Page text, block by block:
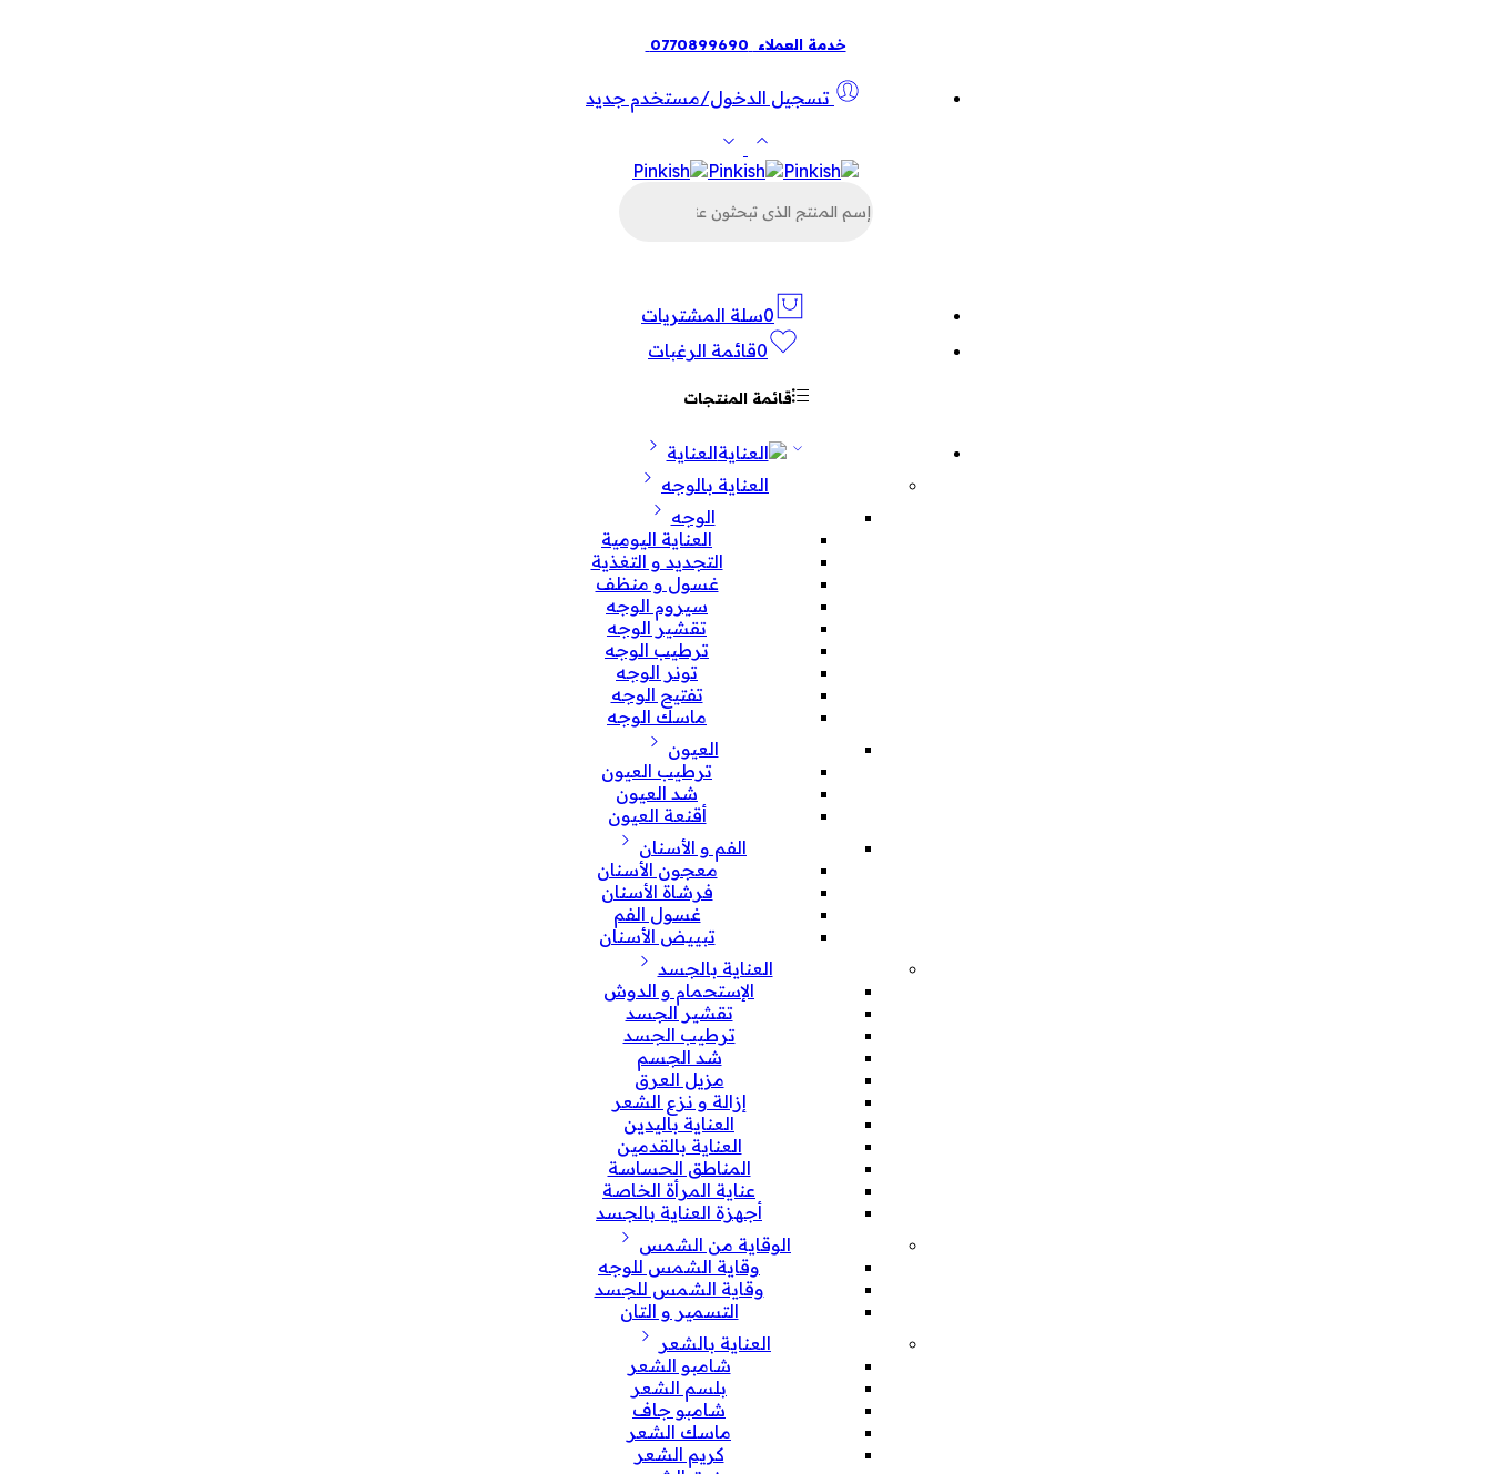
خدمة العملاء 0770899690
تسجيل الدخول/مستخدم جديد
عن
0سلة المشتريات
0قائمة الرغبات
قائمة المنتجات
العناية
العناية بالوجه
الوجه
العناية اليومية
التجديد و التغذية
غسول و منظف
سيروم الوجه
تقشير الوجه
ترطيب الوجه
تونر الوجه
تفتيح الوجه
ماسك الوجه
العيون
ترطيب العيون
شد العيون
أقنعة العيون
الفم و الأسنان
معجون الأسنان
فرشاة الأسنان
غسول الفم
تبييض الأسنان
العناية بالجسد
الإستحمام و الدوش
تقشير الجسد
ترطيب الجسد
شد الجسم
مزيل العرق
إزالة و نزع الشعر
العناية باليدين
العناية بالقدمين
المناطق الحساسة
عناية المرأة الخاصة
أجهزة العناية بالجسد
الوقاية من الشمس
وقاية الشمس للوجه
وقاية الشمس للجسد
التسمير و التان
العناية بالشعر
شامبو الشعر
بلسم الشعر
شامبو جاف
ماسك الشعر
كريم الشعر